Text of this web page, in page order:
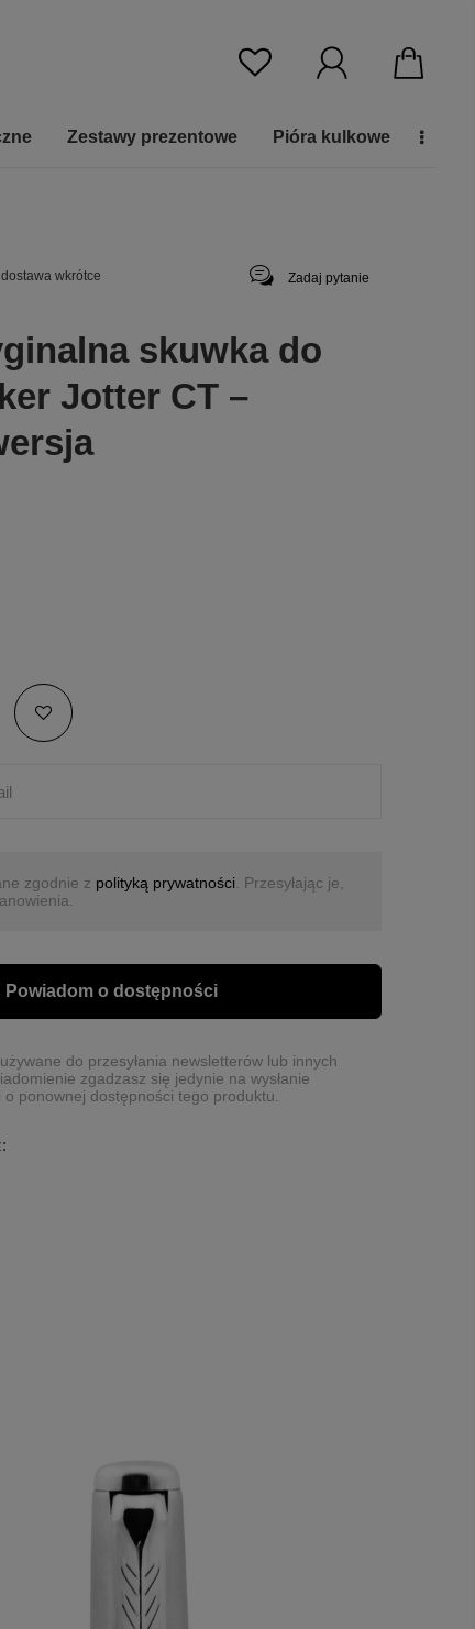
Zestawy prezentowe Pióra kulkowe
wkrótce Zadaj pytanie
skuwka do
Jotter CT –
zgodnie z polityką prywatności . Przesyłając je,
Powiadom o dostępności
do przesyłania newsletterów lub innych
zgadzasz się jedynie na wysłanie
ponownej dostępności tego produktu.